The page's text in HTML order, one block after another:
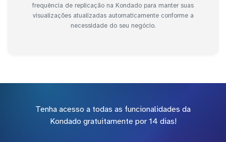
frequência de replicação na Kondado para manter suas
visualizações atualizadas automaticamente conforme a
necessidade do seu negócio.
Tenha acesso a todas as funcionalidades da
Kondado gratuitamente por 14 dias!